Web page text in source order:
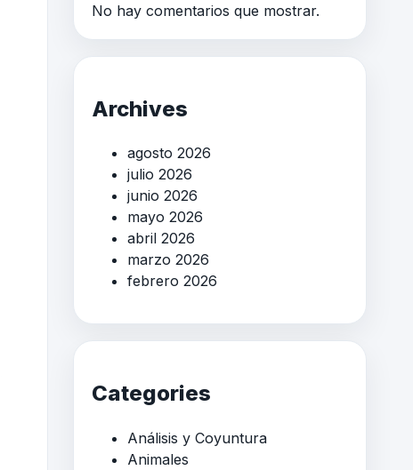
No hay comentarios que mostrar.
Archives
agosto 2026
julio 2026
junio 2026
mayo 2026
abril 2026
marzo 2026
febrero 2026
Categories
Análisis y Coyuntura
Animales